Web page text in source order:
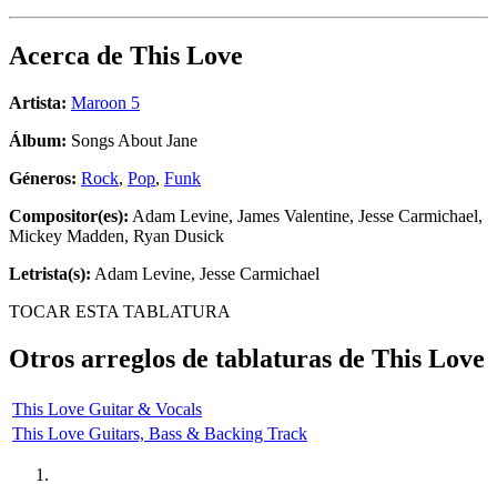
Acerca de This Love
Artista: Maroon 5
Álbum: Songs About Jane
Géneros: Rock, Pop, Funk
Compositor(es): Adam Levine, James Valentine, Jesse Carmichael,
Mickey Madden, Ryan Dusick
Letrista(s): Adam Levine, Jesse Carmichael
TOCAR ESTA TABLATURA
Otros arreglos de tablaturas de This Love
This Love Guitar & Vocals
This Love Guitars, Bass & Backing Track